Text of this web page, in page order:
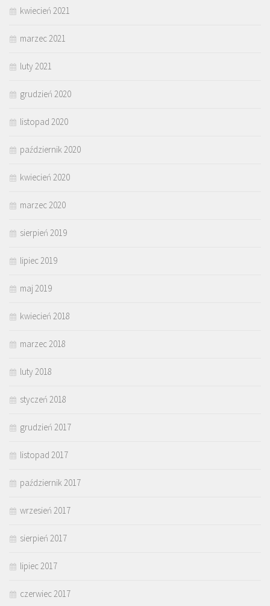
kwiecień 2021
marzec 2021
luty 2021
grudzień 2020
listopad 2020
październik 2020
kwiecień 2020
marzec 2020
sierpień 2019
lipiec 2019
maj 2019
kwiecień 2018
marzec 2018
luty 2018
styczeń 2018
grudzień 2017
listopad 2017
październik 2017
wrzesień 2017
sierpień 2017
lipiec 2017
czerwiec 2017